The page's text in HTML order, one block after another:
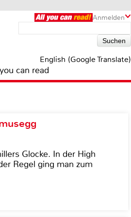
Anmelden
English (Google Translate)
can read
Glocke. In der High
Regel ging man zum